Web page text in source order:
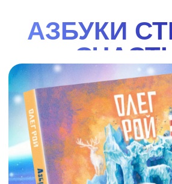
смотреть купить
Главные герои - Варя, Ваня и собака Лайка - вместе
с оленёнком Лёней проведут читателей по всем
уголкам Арктики и Дальнего Востока. В конце
каждой главы - задание, которое поможет
закрепить знания. Красочные иллюстрации Ольги
Графовой как нельзя лучше передают красоту
севера.
ГДЕ
КУПИТЬ
НАШИ
АЗБУКИ?